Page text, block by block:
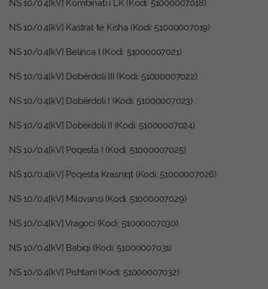
NS 10/0.4[kV] Kombinati i LK (Kodi: 51000007018)
NS 10/0.4[kV] Kastrat te Kisha (Kodi: 51000007019)
NS 10/0.4[kV] Belinca I (Kodi: 51000007021)
NS 10/0.4[kV] Dobërdoli III (Kodi: 51000007022)
NS 10/0.4[kV] Dobërdoli I (Kodi: 51000007023)
NS 10/0.4[kV] Dobërdoli II (Kodi: 51000007024)
NS 10/0.4[kV] Poqesta I (Kodi: 51000007025)
NS 10/0.4[kV] Poqesta Krasniqt (Kodi: 51000007026)
NS 10/0.4[kV] Milovansi (Kodi: 51000007029)
NS 10/0.4[kV] Vragoci (Kodi: 51000007030)
NS 10/0.4[kV] Babiqi (Kodi: 51000007031)
NS 10/0.4[kV] Pishtani (Kodi: 51000007032)